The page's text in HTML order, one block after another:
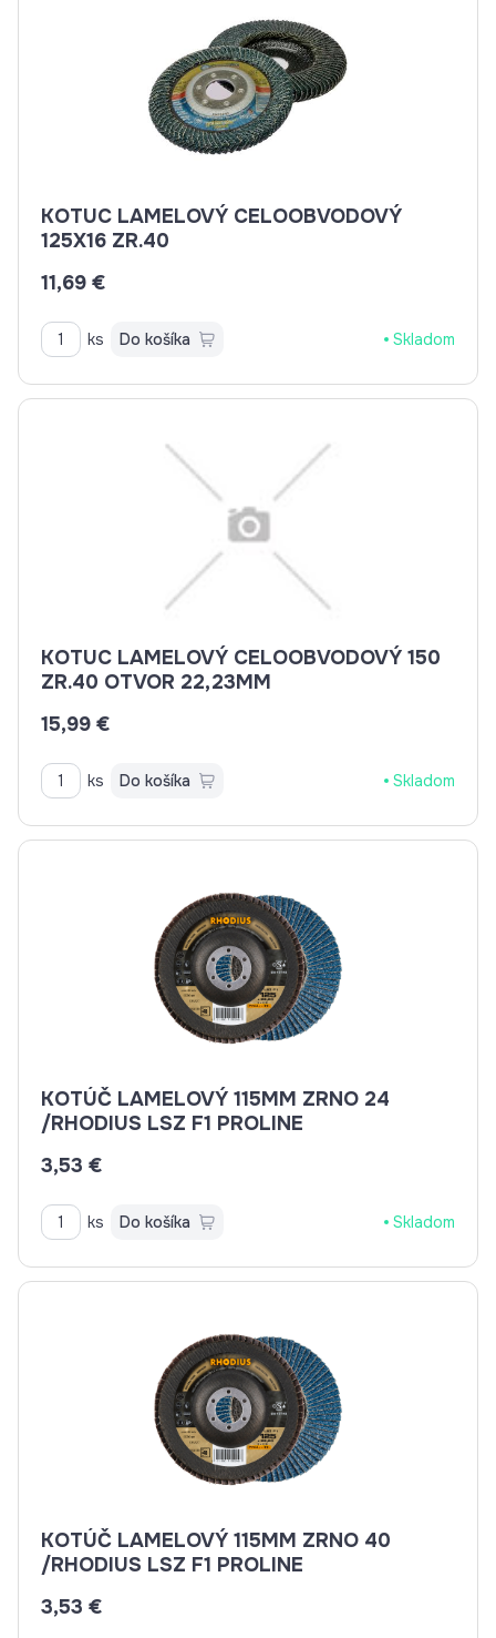
KOTUC LAMELOVÝ CELOOBVODOVÝ
125X16 ZR.40
11,69 €
ks Do košíka Skladom
KOTUC LAMELOVÝ CELOOBVODOVÝ 150
ZR.40 OTVOR 22,23MM
15,99 €
ks Do košíka Skladom
KOTÚČ LAMELOVÝ 115MM ZRNO 24
/RHODIUS LSZ F1 PROLINE
3,53 €
ks Do košíka Skladom
KOTÚČ LAMELOVÝ 115MM ZRNO 40
/RHODIUS LSZ F1 PROLINE
3,53 €